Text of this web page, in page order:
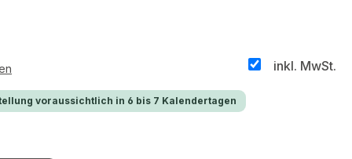
inkl. MwSt.
voraussichtlich in 6 bis 7 Kalendertagen